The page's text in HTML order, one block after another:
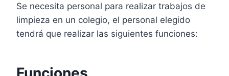
Se necesita personal para realizar trabajos de
limpieza en un colegio, el personal elegido
tendrá que realizar las siguientes funciones: